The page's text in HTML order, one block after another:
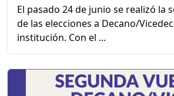
El pasado 24 de junio se realizó la
de las elecciones a Decano/
institución. Con el ...